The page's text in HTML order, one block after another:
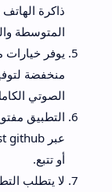
ذاكرة
المتوسطة
يوفر
منخفضة
الصوتي
التطبيق
أو تتبع.
لا يتطلب